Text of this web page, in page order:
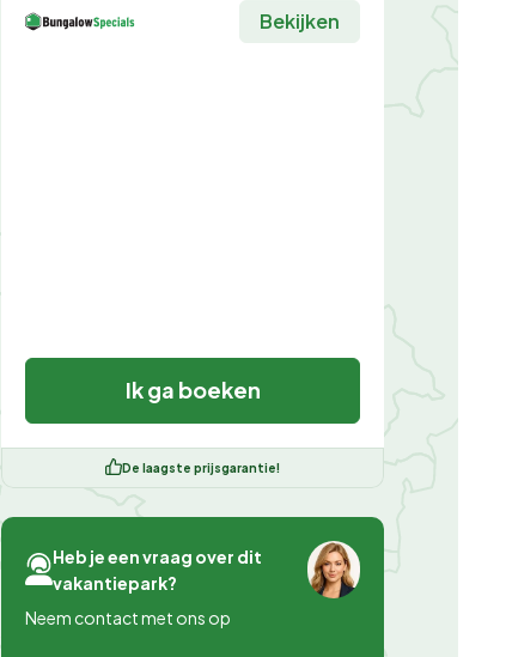
Bekijken
Ik ga boeken
De laagste prijsgarantie!
Heb je een vraag over dit
vakantiepark?
Neem contact met ons op